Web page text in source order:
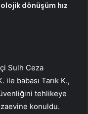
dönüşüm hız
Sulh Ceza
ile babası Tarık K.,
tehlikeye
konuldu.